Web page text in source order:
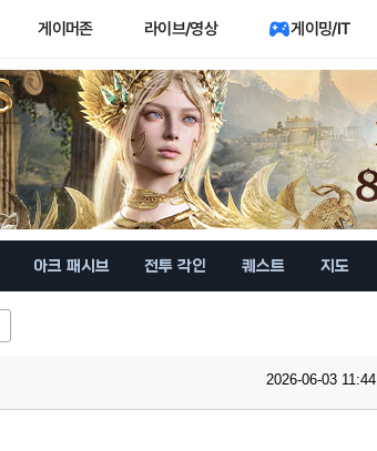
게이머존 라이브/영상 게이밍/IT
아크 패시브 전투 각인 퀘스트 지도
2026-06-03 11:44